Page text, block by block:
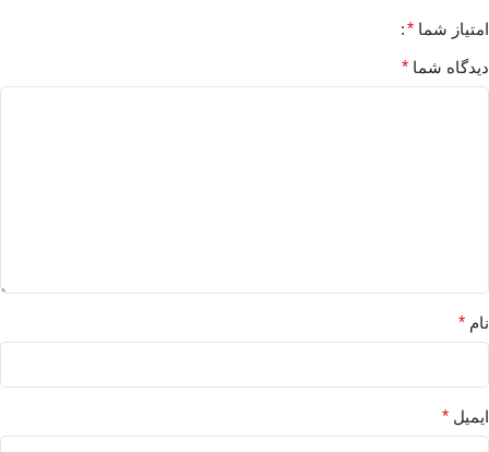
امتیاز شما *
دیدگاه شما *
نام *
ایمیل *